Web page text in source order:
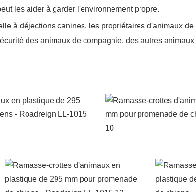
les aider à garder l'environnement propre.
à déjections canines, les propriétaires d'animaux
des animaux de compagnie, des autres